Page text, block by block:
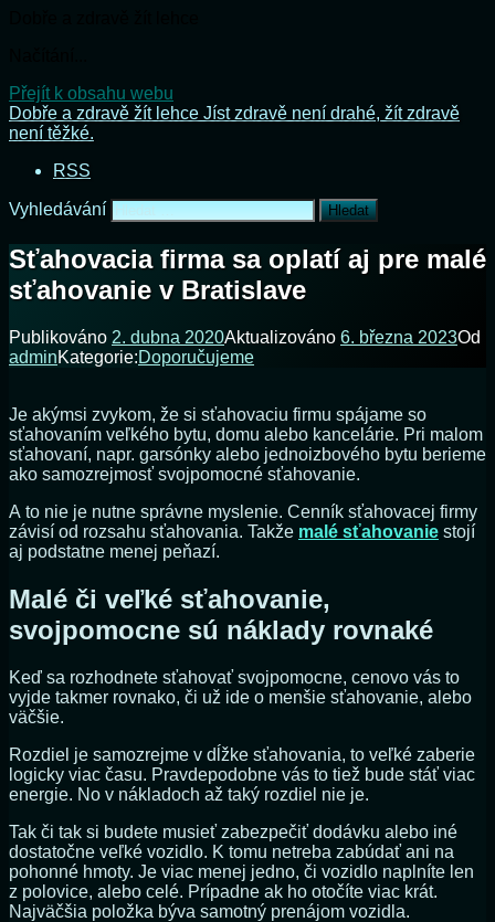
Přejít k obsahu webu
Dobře a zdravě žít lehce Jíst zdravě není drahé, žít zdravě
není těžké.
RSS
Vyhledávání
Sťahovacia firma sa oplatí aj pre malé
sťahovanie v Bratislave
Publikováno 2. dubna 2020Aktualizováno 6. března 2023Od
adminKategorie:Doporučujeme
Je akýmsi zvykom, že si sťahovaciu firmu spájame so
sťahovaním veľkého bytu, domu alebo kancelárie. Pri malom
sťahovaní, napr. garsónky alebo jednoizbového bytu berieme
ako samozrejmosť svojpomocné sťahovanie.
A to nie je nutne správne myslenie. Cenník sťahovacej firmy
závisí od rozsahu sťahovania. Takže malé sťahovanie stojí
aj podstatne menej peňazí.
Malé či veľké sťahovanie,
svojpomocne sú náklady rovnaké
Keď sa rozhodnete sťahovať svojpomocne, cenovo vás to
vyjde takmer rovnako, či už ide o menšie sťahovanie, alebo
väčšie.
Rozdiel je samozrejme v dĺžke sťahovania, to veľké zaberie
logicky viac času. Pravdepodobne vás to tiež bude stáť viac
energie. No v nákladoch až taký rozdiel nie je.
Tak či tak si budete musieť zabezpečiť dodávku alebo iné
dostatočne veľké vozidlo. K tomu netreba zabúdať ani na
pohonné hmoty. Je viac menej jedno, či vozidlo naplníte len
z polovice, alebo celé. Prípadne ak ho otočíte viac krát.
Najväčšia položka býva samotný prenájom vozidla.